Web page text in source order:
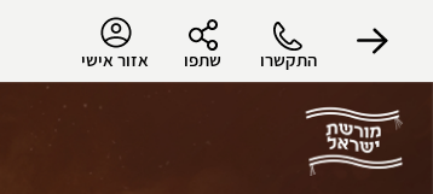
התקשרו שתפו אזור אישי